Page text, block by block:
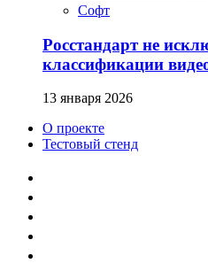
Софт
Росстандарт не
классификации
13 января 2026
О проекте
Тестовый стенд